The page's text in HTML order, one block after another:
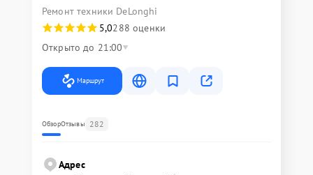
Ремонт техники DeLonghi
5,0288 оценки
Открыто до 21:00
Маршрут
ОбзорОтзывы 282
Адрес